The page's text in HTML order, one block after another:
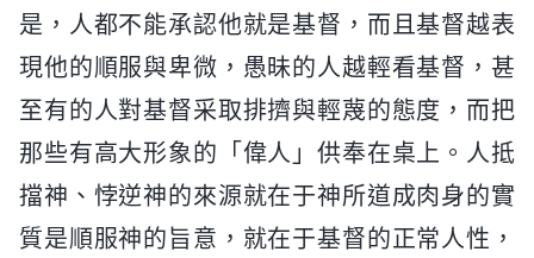
是，人都不能承認他就是基督，而且基督越表
現他的順服與卑微，愚昧的人越輕看基督，甚
至有的人對基督采取排擠與輕蔑的態度，而把
那些有高大形象的「偉人」供奉在桌上。人抵
擋神、悖逆神的來源就在于神所道成肉身的實
質是順服神的旨意，就在于基督的正常人性，